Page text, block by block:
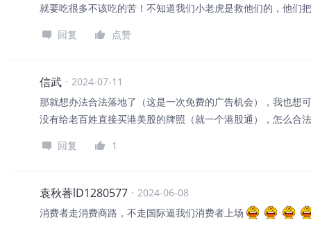
就要吃很多不该吃的苦！不知道我们小老虎是救他们的，他们
回复
点赞
信武 · 2024-07-11
那就想办法合法落地了（这是一次免费的广告机会），我也想
没有给老百姓直接买港美股的牌照（就一个港股通），怎么合
回复
1
袁秋萫lD1280577 · 2024-06-08
消费者走消费商路，不走国际逼我们消费者上场